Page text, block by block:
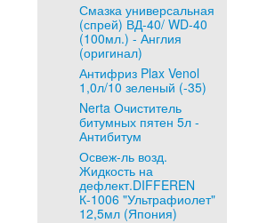
Смазка универсальная
(спрей) ВД-40/ WD-40
(100мл.) - Англия
(оригинал)
Антифриз Plax Venol
1,0л/10 зеленый (-35)
Nerta Очиститель
битумных пятен 5л -
Антибитум
Освеж-ль возд.
Жидкость на
дефлект.DIFFEREN
К-1006 "Ультрафиолет"
12,5мл (Япония)